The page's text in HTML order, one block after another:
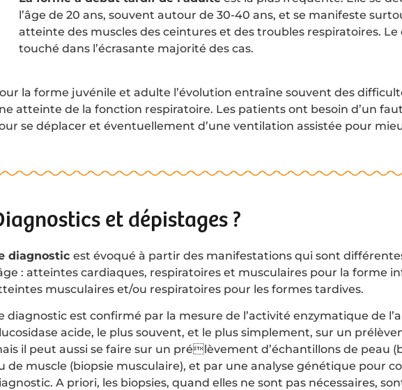
l’âge de 20 ans, souvent autour de 30-40 ans, et se manifeste
atteinte des muscles des ceintures et des troubles respiratoires. Le
touché dans l’écrasante majorité des cas.
la forme juvénile et adulte l’évolution entraîne souvent des
atteinte de la fonction respiratoire. Les patients ont besoin d’un
se déplacer et éventuellement d’une ventilation assistée pour
et dépistages ?
diagnosticest évoqué à partir des manifestations qui sont
: atteintes cardiaques, respiratoires et musculaires pour la forme
musculaires et/ou respiratoires pour les formes tardives.
diagnostic est confirmé par la mesure de l’activité enzymatique de
acide, le plus souvent, et le plus simplement, sur un
il peut aussi se faire sur un prélèvement d’échantillons de peau
de muscle (biopsie musculaire), et par une analyse génétique pour
A priori, les biopsies, quand elles ne sont pas nécessaires,